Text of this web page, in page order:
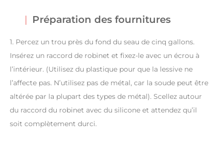
Préparation des fournitures
1. Percez un trou près du fond du seau de cinq gallons.
Insérez un raccord de robinet et fixez-le avec un écrou à
l’intérieur. (Utilisez du plastique pour que la lessive ne
l’affecte pas. N’utilisez pas de métal, car la soude peut être
altérée par la plupart des types de métal). Scellez autour
du raccord du robinet avec du silicone et attendez qu’il
soit complètement durci.